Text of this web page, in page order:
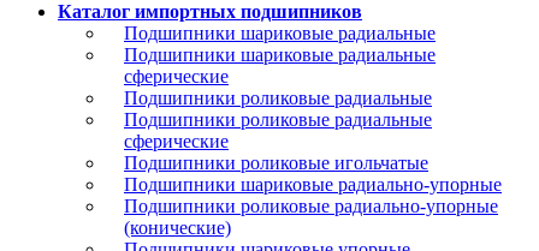
Каталог импортных подшипников
Подшипники шариковые радиальные
Подшипники шариковые радиальные
сферические
Подшипники роликовые радиальные
Подшипники роликовые радиальные
сферические
Подшипники роликовые игольчатые
Подшипники шариковые радиально-упорные
Подшипники роликовые радиально-упорные
(конические)